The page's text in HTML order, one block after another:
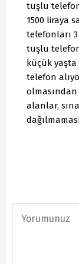
tuşlu
1500 liraya
telefonları
tuşlu
küçük
telefon
alanlar,